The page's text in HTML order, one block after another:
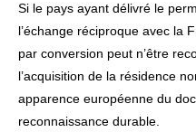
Si le pays ayant délivré le
l’échange réciproque avec la
par conversion peut n’être
l’acquisition de la résidence
apparence européenne du
reconnaissance durable.